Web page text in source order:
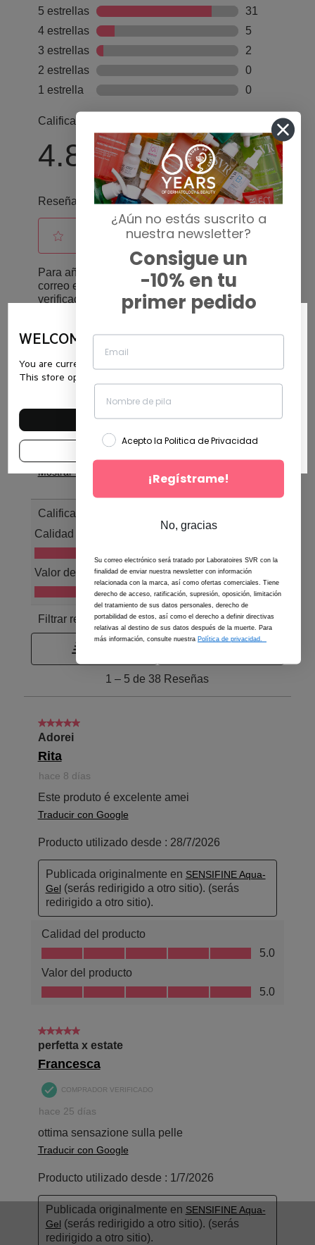
WELCOME ON SVR
You are currently browsing the website es.svr.com.
This store operates in Spain.
CONTINUE IN THIS SHOP
SEE OTHER COUNTRIES
¿Aún no estás suscrito a
nuestra newsletter?
Consigue un
-10% en tu
primer pedido
Acepto la Politica de Privacidad
¡Regístrame!
No, gracias
Su correo electrónico será tratado por Laboratoires SVR con la
finalidad de enviar nuestra newsletter con información
relacionada con la marca, así como ofertas comerciales. Tiene
derecho de acceso, ratificación, supresión, oposición, limitación
del tratamiento de sus datos personales, derecho de
portabilidad de estos, así como el derecho a definir directivas
relativas al destino de sus datos después de la muerte. Para
más información, consulte nuestra Política de privacidad.